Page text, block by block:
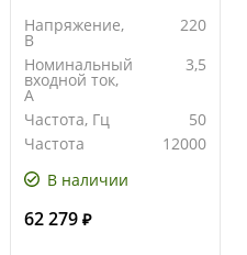
Напряжение,
В
220
Номинальный
входной ток,
А
3,5
Частота, Гц
50
Частота
об/мин
12000
В наличии
62 279 ₽